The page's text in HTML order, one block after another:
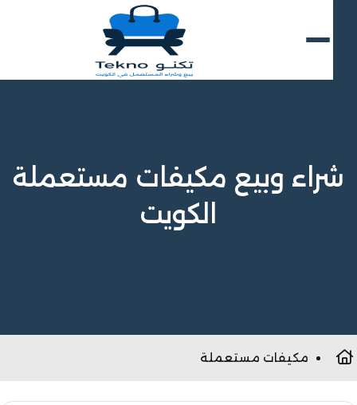
وبيع مكيفات مستعملة
الكويت
مكيفات مستعملة